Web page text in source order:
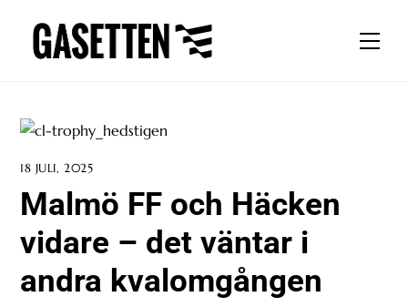
content
18 JULI, 2025
Malmö FF och Häcken
vidare – det väntar i
andra kvalomgången